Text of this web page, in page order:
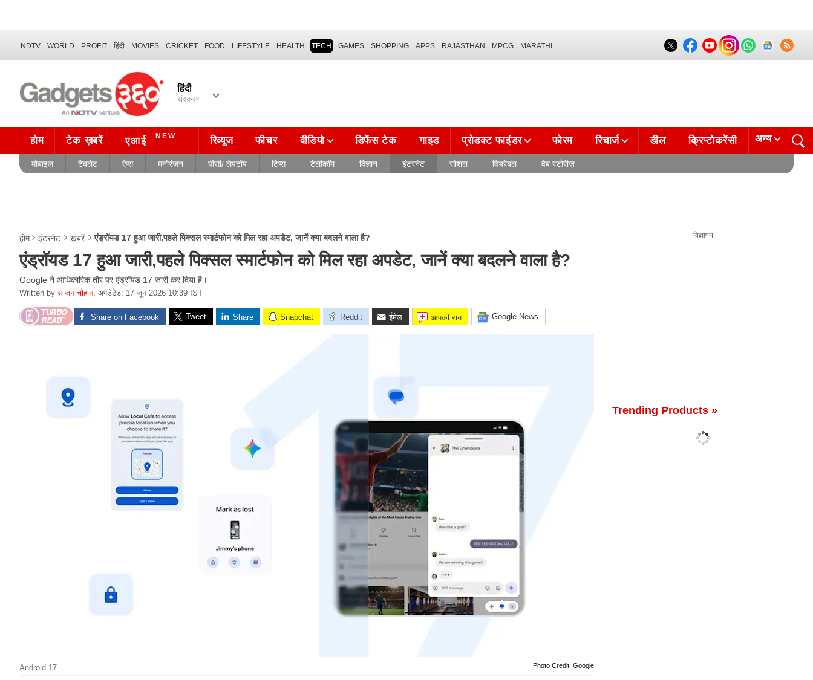
NDTV WORLD PROFIT हिंदी MOVIES CRICKET FOOD LIFESTYLE HEALTH TECH GAMES SHOPPING APPS RAJASTHAN MPCG MARATHI
हिंदी
संस्करण
होम टेक ख़बरें एआई NEW रिव्यूज फीचर वीडियो डिफेंस टेक गाइड प्रोडक्ट फाइंडर फोरम रिचार्ज डील क्रिप्टोकरेंसी अन्य
मोबाइल टैबलेट ऐप्स मनोरंजन पीसी/ लैपटॉप टिप्स टेलीकॉम विज्ञान इंटरनेट सोशल वियरेबल वेब स्टोरीज़
होम इंटरनेट ख़बरें एंड्रॉयड 17 हुआ जारी,पहले पिक्सल स्मार्टफोन को मिल रहा अपडेट, जानें क्या बदलने वाला है?
एंड्रॉयड 17 हुआ जारी,पहले पिक्सल स्मार्टफोन को मिल रहा अपडेट, जानें क्या बदलने वाला है?
Google ने आधिकारिक तौर पर एंड्रॉयड 17 जारी कर दिया है।
Written byसाजन चौहान, अपडेटेड: 17 जून 2026 10:39 IST
Share on Facebook Tweet Share Snapchat Reddit ईमेल आपकी राय Google News
Photo Credit: Google
Android 17
विज्ञापन
Trending Products »